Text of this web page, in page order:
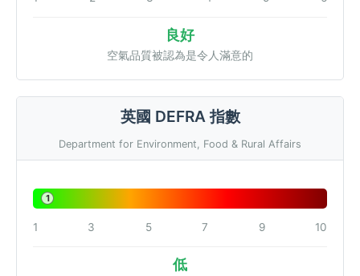
良好
空氣品質被認為是令人滿意的
英國 DEFRA 指數
Department for Environment, Food & Rural Affairs
1
1 3 5 7 9 10
低